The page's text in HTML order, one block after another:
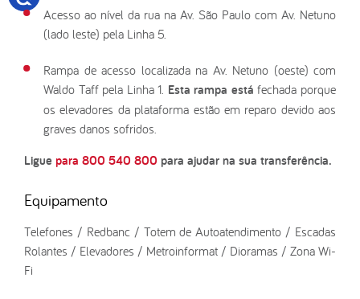
Acesso ao nível da rua na Av. São Paulo com Av. Netuno
(lado leste) pela Linha 5.
Rampa de acesso localizada na Av. Netuno (oeste) com
Waldo Taff pela Linha 1. Esta rampa está fechada porque
os elevadores da plataforma estão em reparo devido aos
graves danos sofridos.
Ligue para 800 540 800 para ajudar na sua transferência.
Equipamento
Telefones / Redbanc / Totem de Autoatendimento / Escadas
Rolantes / Elevadores / Metroinformat / Dioramas / Zona Wi-
Fi